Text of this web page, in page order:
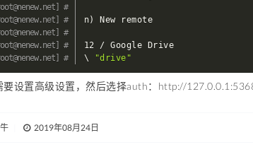
n) New remote
12 / Google Drive
\
"drive"
要设置高级设置，然后选择auth：http://
2019年08月24日